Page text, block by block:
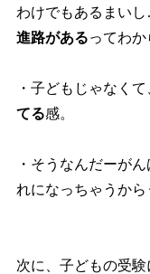
わけでもあるまい
進路があるってわか
・子どもじゃなくて
てる感。
・そうなんだーが
れになっちゃうか
次に、子どもの受